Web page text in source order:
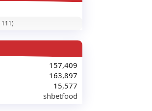
157,409
163,897
15,577
shbetfood